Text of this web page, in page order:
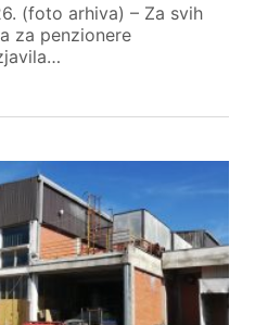
(foto arhiva) – Za svih
za penzionere